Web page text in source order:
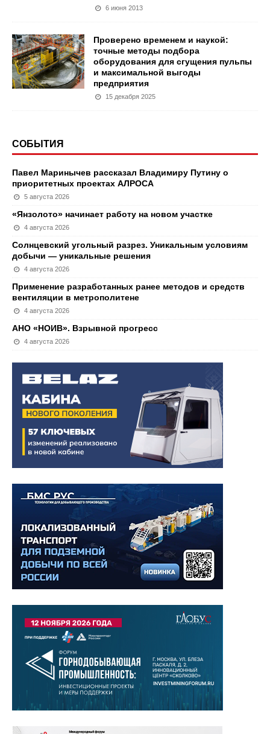
6 июня 2013
Проверено временем и наукой:
точные методы подбора
оборудования для сгущения пульпы
и максимальной выгоды
предприятия
15 декабря 2025
СОБЫТИЯ
Павел Маринычев рассказал Владимиру Путину о
приоритетных проектах АЛРОСА
5 августа 2026
«Янзолото» начинает работу на новом участке
4 августа 2026
Солнцевский угольный разрез. Уникальным условиям
добычи — уникальные решения
4 августа 2026
Применение разработанных ранее методов и средств
вентиляции в метрополитене
4 августа 2026
АНО «НОИВ». Взрывной прогресс
4 августа 2026